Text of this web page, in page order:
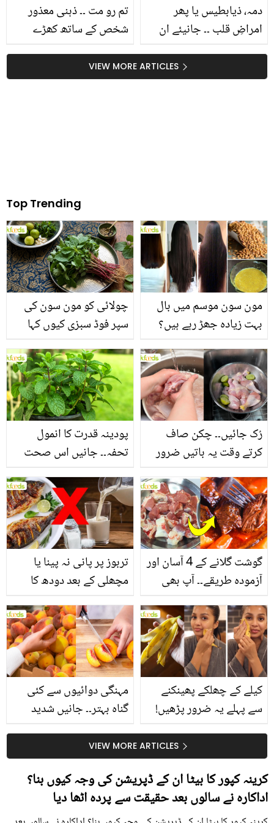
تم رو مت ۔۔ ذہنی معذور
شخص کے ساتھ کھڑے
ٹشو پیپر دینے کی جذبات
سے بھرپور ویڈیو
دمہ، ذیابطیس یا پھر
امراضِ قلب ۔۔ جانیئے ان
پھل کیوی کے وہ فوائد جو
جان کر آپ اسے کھانے پر
VIEW MORE ARTICLES
Top Trending
چولائی کو مون سون کی
سپر فوڈ سبزی کیوں کہا
منرلز اور اینٹی آکسیڈنٹس
سے بھرپور اس سبزی کے
فائدے
مون سون موسم میں بال
بہت زیادہ جھڑ رہے ہیں؟
بنانے کے چند قدرتی طریقے
پودینہ قدرت کا انمول
تحفہ۔۔ جانیں اس صحت
انگیز طبی فوائد
رُک جائیں۔۔ چکن صاف
کرتے وقت یہ باتیں ضرور
تربوز پر پانی نہ پینا یا
مچھلی کے بعد دودھ کا
سے متعلق غلط فہمیوں کی
حقیقت کیا ہے اور افواہ
کیا؟
گوشت گلانے کے 4 آسان اور
آزمودہ طریقے۔۔ آپ بھی
بتائے راز
مہنگی دوائیوں سے کئی
گناہ بہتر۔۔ جانیں شدید
کیوں کھانا چاہیے؟
کیلے کے چھلکے پھینکنے
سے پہلے یہ ضرور پڑھیں!
سستا اور قدرتی حلVIEW MORE ARTICLES
کرینہ کپور کا بیٹا ان کے ڈپریشن کی وجہ کیوں بنا؟
اداکارہ نے سالوں بعد حقیقت سے پردہ اٹھا دیا